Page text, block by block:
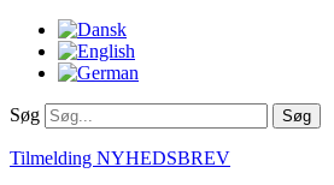
Søg Søg
Tilmelding NYHEDSBREV